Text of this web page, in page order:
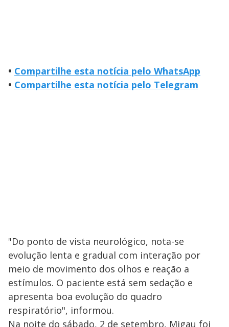
• Compartilhe esta notícia pelo WhatsApp
• Compartilhe esta notícia pelo Telegram
"Do ponto de vista neurológico, nota-se
evolução lenta e gradual com interação por
meio de movimento dos olhos e reação a
estímulos. O paciente está sem sedação e
apresenta boa evolução do quadro
respiratório", informou.
Na noite do sábado, 2 de setembro, Migau foi